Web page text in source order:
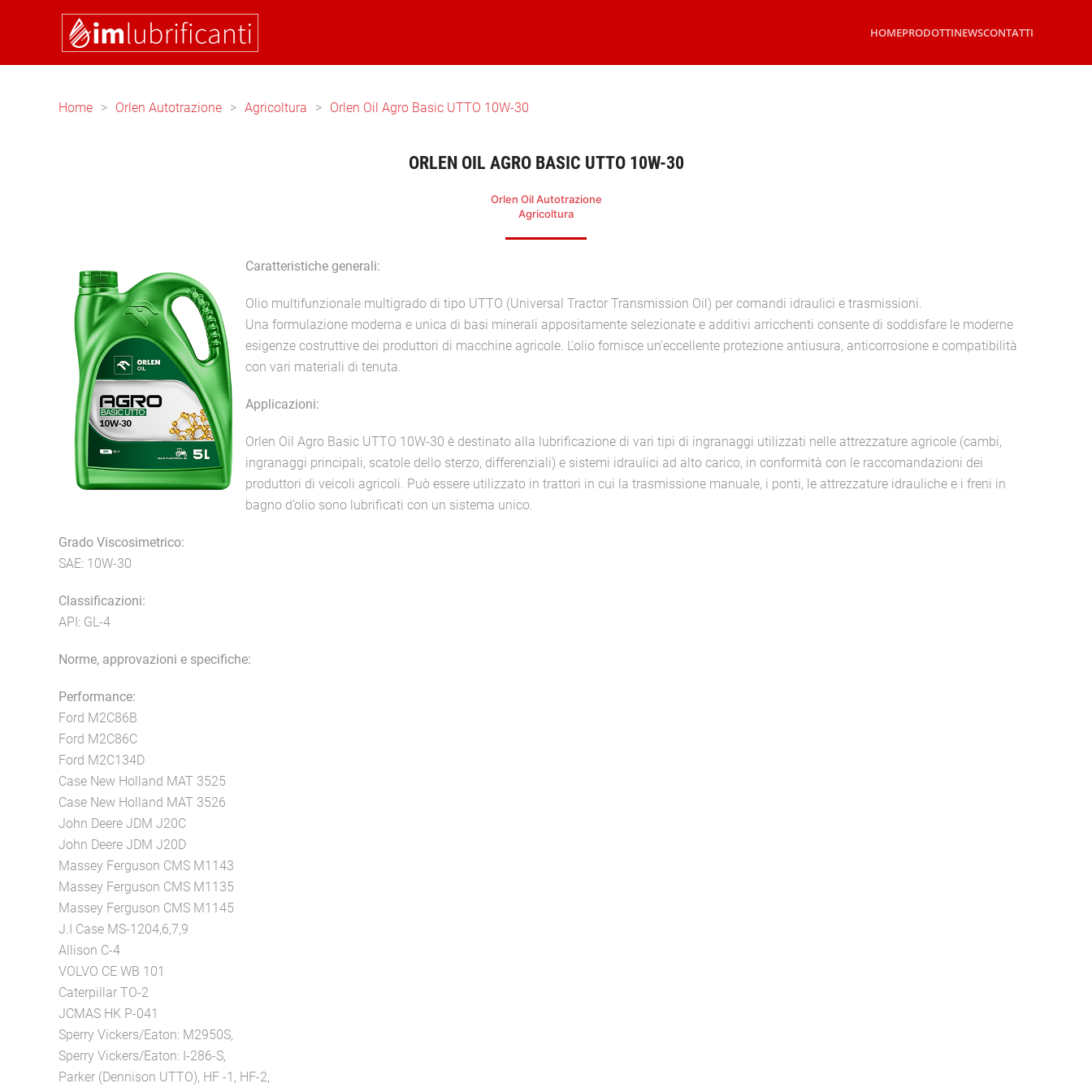
Skip to main content
HOMEPRODOTTINEWSCONTATTI
Home Orlen Autotrazione Agricoltura Orlen Oil Agro Basic UTTO 10W-30
ORLEN OIL AGRO BASIC UTTO 10W-30
Orlen Oil Autotrazione
Agricoltura
Caratteristiche generali:
Olio multifunzionale multigrado di tipo UTTO (Universal Tractor Transmission Oil) per comandi idraulici e trasmissioni.
Una formulazione moderna e unica di basi minerali appositamente selezionate e additivi arricchenti consente di soddisfare le moderne
esigenze costruttive dei produttori di macchine agricole. L'olio fornisce un'eccellente protezione antiusura, anticorrosione e compatibilità
con vari materiali di tenuta.
Applicazioni:
Orlen Oil Agro Basic UTTO 10W-30 è destinato alla lubrificazione di vari tipi di ingranaggi utilizzati nelle attrezzature agricole (cambi,
ingranaggi principali, scatole dello sterzo, differenziali) e sistemi idraulici ad alto carico, in conformità con le raccomandazioni dei
produttori di veicoli agricoli. Può essere utilizzato in trattori in cui la trasmissione manuale, i ponti, le attrezzature idrauliche e i freni in
bagno d’olio sono lubrificati con un sistema unico.
Grado Viscosimetrico:
SAE: 10W-30
Classificazioni:
API: GL-4
Norme, approvazioni e specifiche:
Performance:
Ford M2C86B
Ford M2C86C
Ford M2C134D
Case New Holland MAT 3525
Case New Holland MAT 3526
John Deere JDM J20C
John Deere JDM J20D
Massey Ferguson CMS M1143
Massey Ferguson CMS M1135
Massey Ferguson CMS M1145
J.I Case MS-1204,6,7,9
Allison C-4
VOLVO CE WB 101
Caterpillar TO-2
JCMAS HK P-041
Sperry Vickers/Eaton: M2950S,
Sperry Vickers/Eaton: I-286-S,
Parker (Dennison UTTO), HF -1, HF-2,